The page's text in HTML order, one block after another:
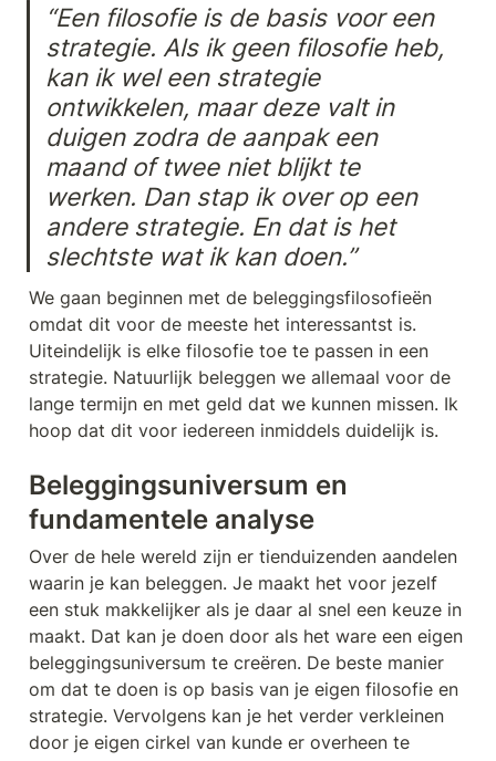
“Een filosofie is de basis voor een
strategie. Als ik geen filosofie heb,
kan ik wel een strategie
ontwikkelen, maar deze valt in
duigen zodra de aanpak een
maand of twee niet blijkt te
werken. Dan stap ik over op een
andere strategie. En dat is het
slechtste wat ik kan doen.”
We gaan beginnen met de beleggingsfilosofieën
omdat dit voor de meeste het interessantst is.
Uiteindelijk is elke filosofie toe te passen in een
strategie. Natuurlijk beleggen we allemaal voor de
lange termijn en met geld dat we kunnen missen. Ik
hoop dat dit voor iedereen inmiddels duidelijk is.
Beleggingsuniversum en
fundamentele analyse
Over de hele wereld zijn er tienduizenden aandelen
waarin je kan beleggen. Je maakt het voor jezelf
een stuk makkelijker als je daar al snel een keuze in
maakt. Dat kan je doen door als het ware een eigen
beleggingsuniversum te creëren. De beste manier
om dat te doen is op basis van je eigen filosofie en
strategie. Vervolgens kan je het verder verkleinen
door je eigen cirkel van kunde er overheen te